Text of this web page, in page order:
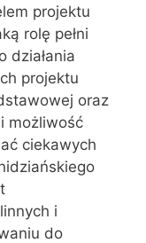
projektu
rolę pełni
działania
projektu
oraz
możliwość
ciekawych
i
do